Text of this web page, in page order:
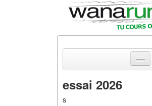
essai 2026
s